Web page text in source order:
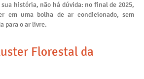
história, não há dúvida: no final de 2025,
em uma bolha de ar condicionado, sem
para o ar livre.
Florestal da